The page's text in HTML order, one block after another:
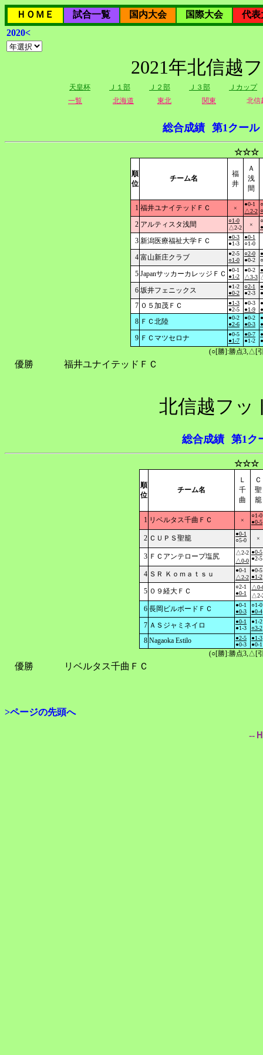
ＨＯＭＥ 試合一覧 国内大会 国際大会
代表
2020<
2021年北信越
天皇杯 Ｊ１部 Ｊ２部 Ｊ３部
Ｊカップ
一覧
北海道 東北 関東 北信
総合成績 第1クール
☆☆☆
順
位
チーム名
福
井
Ａ
浅
間
1 福井ユナイテッドＦＣ ×
●0-1
△2-2
2 アルティスタ浅間
○1-0
△2-2
×
3 新潟医療福祉大学ＦＣ
●0-3
●1-3
●0-1
○1-0
4 富山新庄クラブ
●2-5
○1-0
○2-0
●0-2
5 JapanサッカーカレッジＦＣ
●0-1
●1-2
●0-2
△3-3
6 坂井フェニックス
●1-2
●0-2
○2-1
●2-3
7 ０５加茂ＦＣ
●1-3
●2-5
●0-3
●1-9
8 ＦＣ北陸
●0-2
●2-6
●0-2
●0-3
9 ＦＣマツセロナ
●0-5
●1-7
●0-7
●1-2
(○[勝]:勝点3,△[
優勝 福井ユナイテッドＦＣ
北信越フッ
総合成績 第1ク
☆☆☆
順
位
チーム名
Ｌ
千
曲
Ｃ
聖
籠
1 リベルタス千曲ＦＣ ×
○1-0
●0-5
2 ＣＵＰＳ聖籠
●0-1
○5-0
×
3 ＦＣアンテロープ塩尻
△2-2
△0-0
●0-5
●2-5
4 ＳＲ Ｋｏｍａｔｓｕ
●0-1
△2-2
●0-5
●1-2
5 ０９経大ＦＣ
○2-1
●0-1
△0-
△2-
6 長岡ビルボードＦＣ
●0-1
●0-3
○1-0
●0-4
7 ＡＳジャミネイロ
●0-1
●1-3
●1-2
○3-2
8 Nagaoka Estilo
●2-5
●0-3
●1-3
●0-
(○[勝]:勝点3,△[
優勝 リベルタス千曲ＦＣ
>ページの先頭へ
--